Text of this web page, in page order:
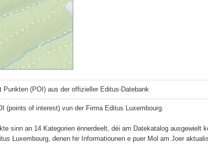
Punkten (POI) aus der offizieller Editus-Datebank
(points of interest) vun der Firma Editus Luxembourg.
sinn an 14 Kategorien ënnerdeelt, déi am Datekatalog ausgewielt
Luxembourg, denen hir Informatiounen e puer Mol am Joer